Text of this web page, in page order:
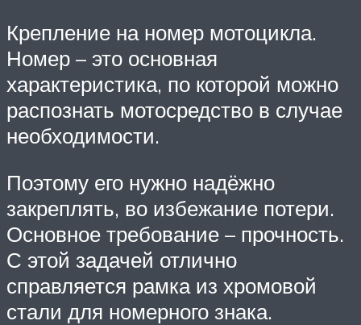
Крепление на номер мотоцикла.
Номер – это основная
характеристика, по которой можно
распознать мотосредство в случае
необходимости.
Поэтому его нужно надёжно
закреплять, во избежание потери.
Основное требование – прочность.
С этой задачей отлично
справляется рамка из хромовой
стали для номерного знака.